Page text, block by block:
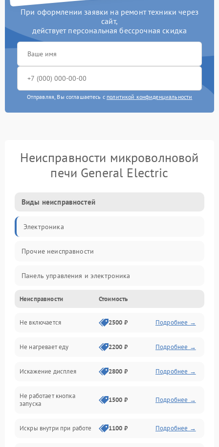
При оформлении заявки на ремонт техники через
сайт,
действует персональная бессрочная скидка
Отправляя, Вы соглашаетесь с политикой конфиденциальности
Неисправности микроволновой
печи General Electric
Виды неисправностей
Электроника
Прочие неисправности
Панель управления и электроника
Дверца и корпус
Механика и внутренние элементы
Механические повреждения
Питание и запуск
Нагрев и приготовление
Программное обеспечение
Неисправности Стоимость
Не включается 2500 ₽ Подробнее →
Не нагревает еду 2200 ₽ Подробнее →
Искажение дисплея 2800 ₽ Подробнее →
Не работает кнопка
запуска
1500 ₽ Подробнее →
Искры внутри при работе 1100 ₽ Подробнее →